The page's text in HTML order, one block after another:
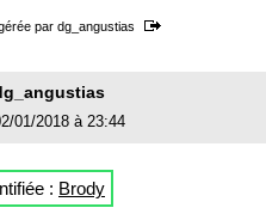
par dg_angustias
01/2018 à 23:44
: Brody